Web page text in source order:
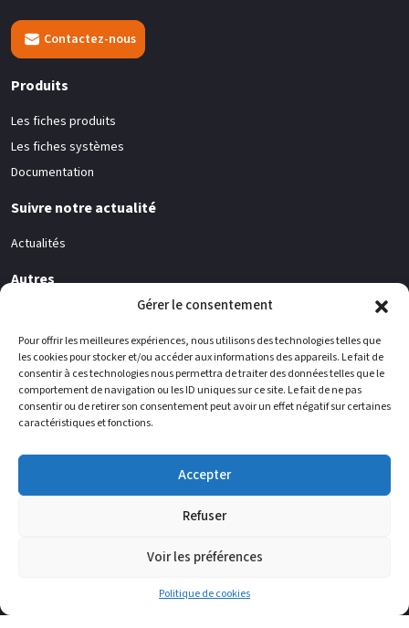
Gérer le consentement
Pour offrir les meilleures expériences, nous utilisons des technologies telles que
les cookies pour stocker et/ou accéder aux informations des appareils. Le fait de
consentir à ces technologies nous permettra de traiter des données telles que le
comportement de navigation ou les ID uniques sur ce site. Le fait de ne pas
consentir ou de retirer son consentement peut avoir un effet négatif sur certaines
caractéristiques et fonctions.
Accepter
Refuser
Voir les préférences
Politique de cookies
Contactez-nous
Produits
Les fiches produits
Les fiches systèmes
Documentation
Suivre notre actualité
Actualités
Autres
Contacts
Vous pouvez nous trouver
WIELSBEKE
ENGIS LESQUIN
Bureau administratif - 1 rue des